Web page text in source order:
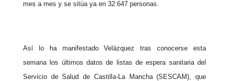
mes a mes y se sitúa ya en 32.647 personas.
Así lo ha manifestado Velázquez tras conocerse esta
semana los últimos datos de listas de espera sanitaria del
Servicio de Salud de Castilla-La Mancha (SESCAM), que